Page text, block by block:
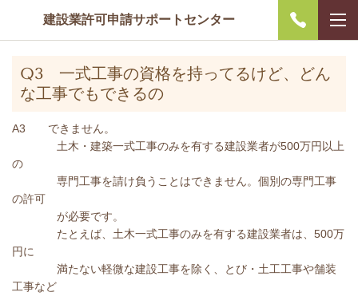
建設業許可申請サポートセンター
Q3 一式工事の資格を持ってるけど、どん
な工事でもできるの
A3 できません。
土木・建築一式工事のみを有する建設業者が500万円以上
の
専門工事を請け負うことはできません。個別の専門工事
の許可
が必要です。
たとえば、土木一式工事のみを有する建設業者は、500万
円に
満たない軽微な建設工事を除く、とび・土工工事や舗装
工事など